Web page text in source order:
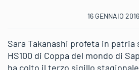
16 GENNAIO 2016
Sara Takanashi profeta in patria
HS100 di Coppa del mondo di
ha colto il terzo sigillo